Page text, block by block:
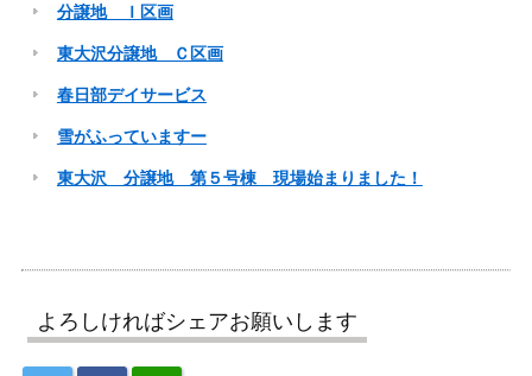
分譲地 Ｉ区画
東大沢分譲地 Ｃ区画
春日部デイサービス
雪がふっていますー
東大沢 分譲地 第５号棟 現場始まりました！
よろしければシェアお願いします